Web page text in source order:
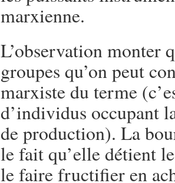
marxienne.
L’observation monter
groupes qu’on peut
marxiste du terme
d’individus occupant
de production). La
le fait qu’elle détient
le faire fructifier en